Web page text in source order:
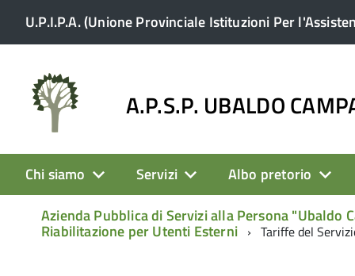
U.P.I.P.A. (Unione Provinciale Istituzioni Per
A.P.S.P. UBALDO
Chi siamo Servizi Albo pretorio
Azienda Pubblica di Servizi alla Persona "Ubaldo
Riabilitazione per Utenti Esterni Tariffe del